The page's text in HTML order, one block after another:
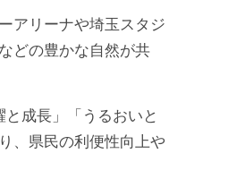
アリーナや埼玉スタジ
どの豊かな自然が共
成長」「うるおいと
、県民の利便性向上や